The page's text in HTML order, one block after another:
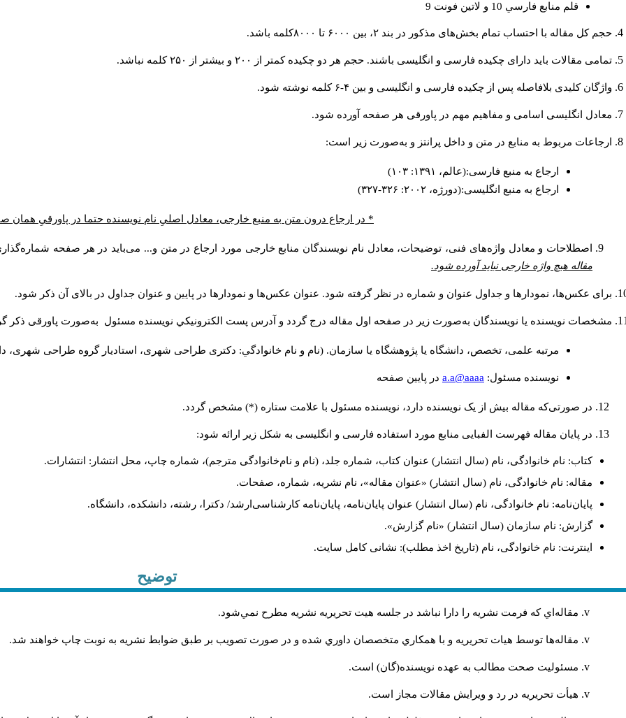
قلم منابع فارسي 10 و لاتين فونت 9
حجم کل مقاله با احتساب تمام بخش‌های مذکور در بند ۲، بین ۶۰۰۰ تا ۸۰۰۰کلمه باشد.
تمامی مقالات باید دارای چکیده فارسی و انگلیسی باشند. حجم هر دو چکیده کمتر از ۲۰۰ و بیشتر از ۲۵۰ کلمه نباشد.
واژگان کلیدی بلافاصله پس از چکیده فارسی و انگلیسی و بین ۴-۶ کلمه نوشته شود.
معادل انگلیسی اسامی و مفاهیم مهم در پاورقی هر صفحه آورده شود.
ارجاعات مربوط به منابع در متن و داخل پرانتز و به‌صورت زیر است:
ارجاع به منبع فارسی:(عالم، ۱۳۹۱: ۱۰۳)
ارجاع به منبع انگلیسی:(دورژه، ۲۰۰۲: ۳۲۶-۳۲۷)
* در ارجاع درون متن به منبع خارجی، معادل اصلیِ نام نویسنده حتما در پاورقیِ همان
اصطلاحات و معادل واژه‌های فنی، توضیحات، معادل نام نویسندگان منابع خارجی مورد ارجاع در متن و... می‌باید در هر صفحه
مقاله هیچ واژه خارجی نباید آورده شود.
برای عکس‌ها، نمودارها و جداول عنوان و شماره در نظر گرفته شود. عنوان عکس‌ها و نمودارها در پایین و عنوان جداول در بالای آن ذکر شود.
مشخصات نویسنده یا نویسندگان به‌صورت زیر در صفحه اول مقاله درج گردد و آدرس پست الكترونيكي نويسنده مسئول به‌صورت پاورقی ذکر
مرتبه علمی، تخصص، دانشگاه یا پژوهشگاه یا سازمان. (نام و نام خانوادگي: دکتری طراحی شهری، استادیار گروه طراحی شهری،
نويسنده مسئول: a.a@aaaa در پايين صفحه
در صورتی‌که مقاله بیش از یک نویسنده دارد، نویسنده مسئول با علامت ستاره (*) مشخص گردد.
در پایان مقاله فهرست الفبایی منابع مورد استفاده فارسی و انگلیسی به شکل زیر ارائه شود:
کتاب: نام خانوادگی، نام (سال انتشار) عنوان کتاب، شماره جلد، (نام و نام‌خانوادگی مترجم)، شماره چاپ، محل انتشار: انتشارات.
مقاله: نام خانوادگی، نام (سال انتشار) «عنوان مقاله»، نام نشریه، شماره، صفحات.
پایان‌نامه: نام خانوادگی، نام (سال انتشار) عنوان پایان‌نامه، پایان‌نامه کارشناسی‌ارشد/ دکترا، رشته، دانشکده، دانشگاه.
گزارش: نام سازمان (سال انتشار) «نام گزارش».
اینترنت: نام خانوادگی، نام (تاریخ اخذ مطلب): نشانی کامل سایت.
توضیح
مقاله‌اي كه فرمت نشريه را دارا نباشد در جلسه هيت تحريريه نشريه مطرح نمي‌شود.
مقاله‌ها توسط هیات تحريريه و با همکاري متخصصان داوري شده و در صورت تصويب بر طبق ضوابط نشريه به نوبت چاپ خواهند شد.
مسئوليت صحت مطالب به عهده نويسنده(گان) است.
هيأت تحريريه در رد و ويرايش مقالات مجاز است.